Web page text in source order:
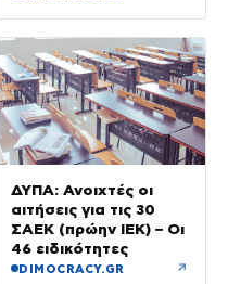
ΔΥΠΑ: Ανοιχτές οι
αιτήσεις για τις 30
ΣΑΕΚ (πρώην ΙΕΚ) – Οι
46 ειδικότητες
DIMOCRACY.GR ↗